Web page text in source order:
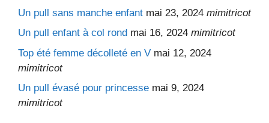
Un pull sans manche enfant mai 23, 2024 mimitricot
Un pull enfant à col rond mai 16, 2024 mimitricot
Top été femme décolleté en V mai 12, 2024
mimitricot
Un pull évasé pour princesse mai 9, 2024
mimitricot